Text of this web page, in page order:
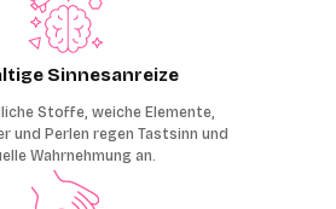
Sinnesanreize
Stoffe, weiche Elemente,
und Perlen regen Tastsinn und
Wahrnehmung an.